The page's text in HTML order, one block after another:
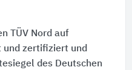
TÜV Nord auf
und zertifiziert und
des Deutschen